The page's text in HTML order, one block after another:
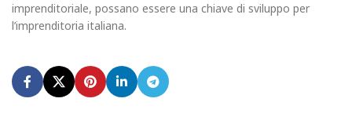
imprenditoriale, possano essere una chiave di sviluppo per
l’imprenditoria italiana.